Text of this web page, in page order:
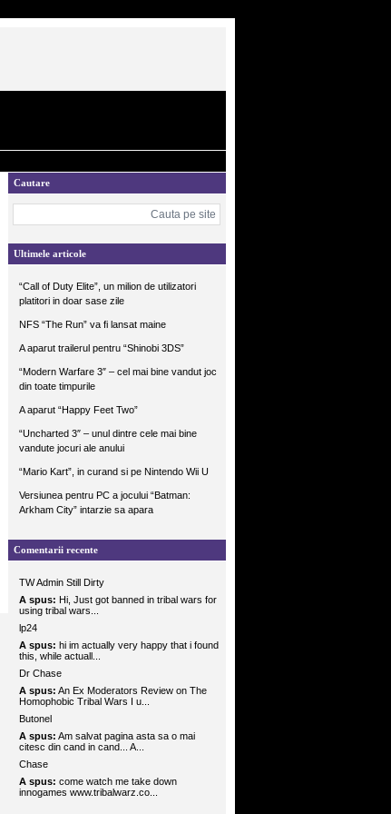
Cautare
Ultimele articole
“Call of Duty Elite”, un milion de utilizatori
platitori in doar sase zile
NFS “The Run” va fi lansat maine
A aparut trailerul pentru “Shinobi 3DS”
“Modern Warfare 3″ – cel mai bine vandut joc
din toate timpurile
A aparut “Happy Feet Two”
“Uncharted 3″ – unul dintre cele mai bine
vandute jocuri ale anului
“Mario Kart”, in curand si pe Nintendo Wii U
Versiunea pentru PC a jocului “Batman:
Arkham City” intarzie sa apara
Comentarii recente
TW Admin Still Dirty
A spus: Hi, Just got banned in tribal wars for
using tribal wars...
lp24
A spus: hi im actually very happy that i found
this, while actuall...
Dr Chase
A spus: An Ex Moderators Review on The
Homophobic Tribal Wars I u...
Butonel
A spus: Am salvat pagina asta sa o mai
citesc din cand in cand... A...
Chase
A spus: come watch me take down
innogames www.tribalwarz.co...